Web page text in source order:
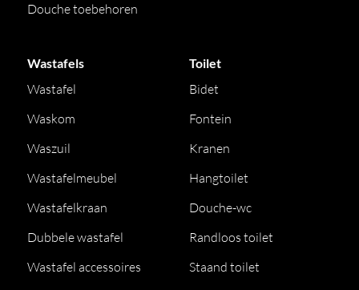
Douche toebehoren
Wastafels
Wastafel
Waskom
Waszuil
Wastafelmeubel
Wastafelkraan
Dubbele wastafel
Wastafel accessoires
Toilet
Bidet
Fontein
Kranen
Hangtoilet
Douche-wc
Randloos toilet
Staand toilet